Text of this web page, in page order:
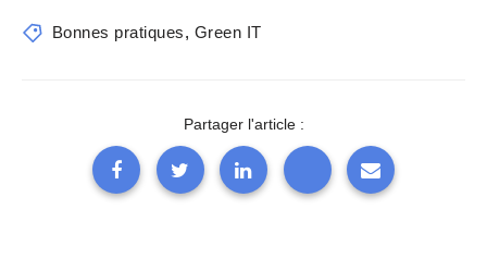
Bonnes pratiques, Green IT
Partager l'article :